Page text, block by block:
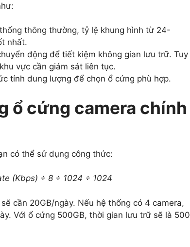
thông thường, tỷ lệ khung hình từ 24-
nhất.
động để tiết kiệm không gian lưu trữ. Tuy
vực cần giám sát liên tục.
tính dung lượng để chọn ổ cứng phù hợp.
ổ cứng camera chính
có thể sử dụng công thức:
(Kbps) ÷ 8 ÷ 1024 ÷ 1024
cần 20GB/ngày. Nếu hệ thống có 4 camera,
Với ổ cứng 500GB, thời gian lưu trữ sẽ là 500